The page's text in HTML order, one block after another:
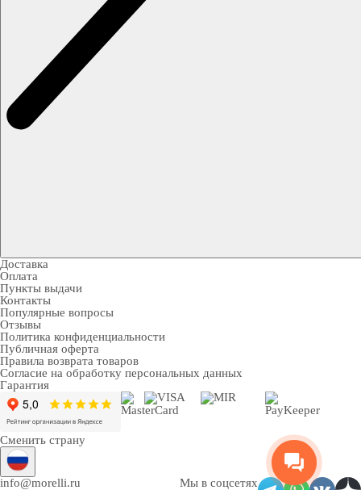
Доставка
Оплата
Пункты выдачи
Контакты
Популярные вопросы
Отзывы
Политика конфиденциальности
Публичная оферта
Правила возврата товаров
Согласие на обработку персональных данных
Гарантия
Сменить страну
info@morelli.ru
Мы в соцсетях